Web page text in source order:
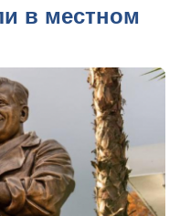
в местном